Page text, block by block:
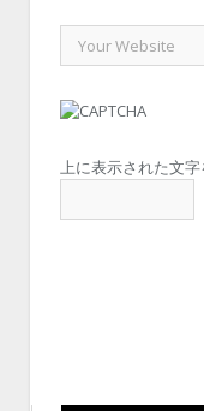
上に表示された文字